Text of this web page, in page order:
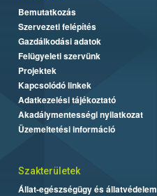
Bemutatkozás
Szervezeti felépítés
Gazdálkodási adatok
Felügyeleti szervünk
Projektek
Kapcsolódó linkek
Adatkezelési tájékoztató
Akadálymentességi nyilatkozat
Üzemeltetési információ
Szakterületek
Állat-egészségügy és állatvédelem